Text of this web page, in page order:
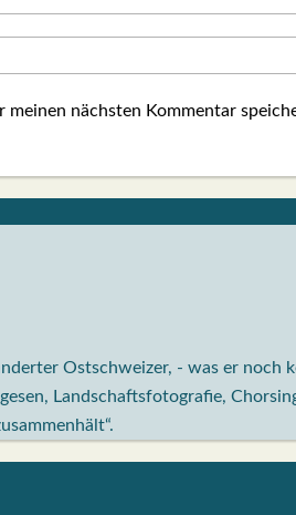
nächsten Kommentar
Ostschweizer, - was er
Landschaftsfotografie,